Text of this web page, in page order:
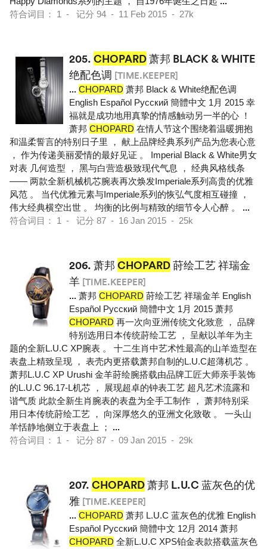
符合词目： 1 - 记分 94 - 11 Feb 2015 - 27k
205. CHOPARD萧邦 BLACK & WHITE
绝配色调 [TIME.KEEPER]
... CHOPARD 萧邦 Black & White绝配色调
English Español Pусский 簡體中文 1月 2015 幸
福就是成功地用真挚的情感触动另一半的心 ！
萧邦 CHOPARD 在情人节这个围绕着温暖拥抱
和温柔誓言的特别日子里 ， 献上品牌经典系列产品为您表心意
， 作为传递美丽爱情的最好见证 。 Imperial Black & White男女
对表 几何造型 ， 黑与白营造极致现代气息 ， 经典风格线条
—— 两款全新机械机芯腕表再次焕发Imperiale系列高贵的优雅
风范 。 当代优雅元素与Imperiale系列的恢弘气度相互碰撞 ，
伟大经典横空出世 。 均衡的比例与精致的细节令人心醉 。 ...
符合词目： 1 - 记分 87 - 16 Jan 2015 - 25k
206. 萧邦 CHOPARD莳绘工艺 祥瑞金
羊 [TIME.KEEPER]
... 萧邦 CHOPARD 莳绘工艺 祥瑞金羊 English
Español Pусский 簡體中文 1月 2015 萧邦
CHOPARD 再一次向亚洲传统文化致意 ， 品牌
特别选用日本传统莳绘工艺 ， 呈献以羊年为主
题的全新L.U.C XP腕表 。 十二生肖中艺术性最高的山羊造型在
表盘上精致呈现 ， 表壳内更搭载萧邦自制的L.U.C超薄机芯 。
萧邦L.U.C XP Urushi 金羊莳绘腕搭载由品牌工匠大师亲手装饰
的L.U.C 96.17-L机芯 ， 展现超卓的钟表工艺 超凡艺术流露和
谐气质 此款全新生肖腕表的表盘为全手工制作 ， 萧邦特别采
用日本传统莳绘工艺 ， 向深厚悠久的亚洲文化致敬 。 一头山
羊恬静地侧立于表盘上 ； ...
符合词目： 1 - 记分 87 - 09 Jan 2015 - 29k
207. CHOPARD萧邦 L.U.C 蓝灰色的优
雅 [TIME.KEEPER]
... CHOPARD 萧邦 L.U.C 蓝灰色的优雅 English
Español Pусский 簡體中文 12月 2014 萧邦
CHOPARD 全新L.U.C XPS铂金表款搭载蓝灰色